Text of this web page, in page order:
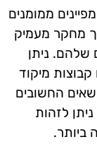
ממומנים
מחקר מעמיק
שלהם. ניתן
מיקוד
החשובים
לזהות
ביותר.